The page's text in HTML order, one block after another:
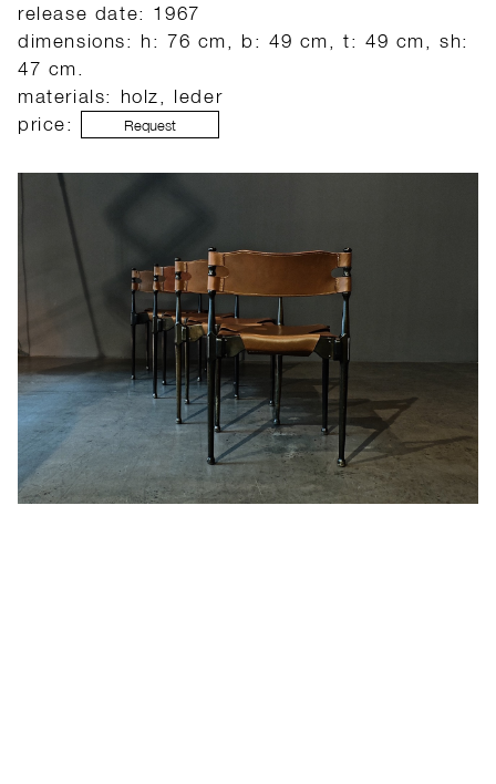
release date: 1967
dimensions: h: 76 cm, b: 49 cm, t: 49 cm, sh:
47 cm.
materials: holz, leder
price:
Request